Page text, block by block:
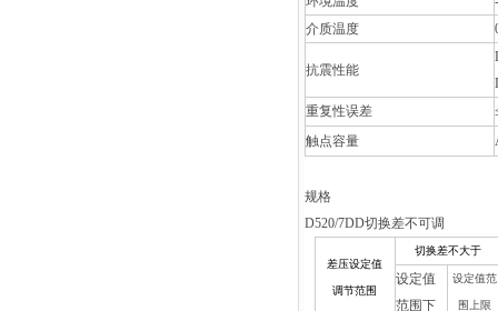
介质温度
抗震性能
重复性误差
触点容量
规格
D520/7DD切换差不可调
差压设定值
调节范围
切换差不大于
设定值
范围下
设定值范
围上限